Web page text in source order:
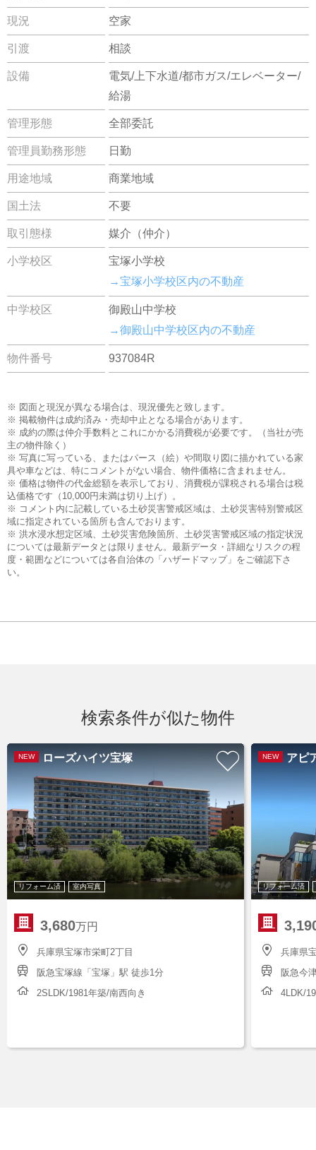
現況 空家
引渡 相談
設備
電気/上下水道/都市ガス/エレベーター/
給湯
管理形態 全部委託
管理員勤務形態 日勤
用途地域 商業地域
国土法 不要
取引態様 媒介（仲介）
小学校区
宝塚小学校
→宝塚小学校区内の不動産
中学校区
御殿山中学校
→御殿山中学校区内の不動産
物件番号 937084R
※ 図面と現況が異なる場合は、現況優先と致します。
※ 掲載物件は成約済み・売却中止となる場合があります。
※ 成約の際は仲介手数料とこれにかかる消費税が必要です。（当社が売
主の物件除く）
※ 写真に写っている、またはパース（絵）や間取り図に描かれている家
具や車などは、特にコメントがない場合、物件価格に含まれません。
※ 価格は物件の代金総額を表示しており、消費税が課税される場合は税
込価格です（10,000円未満は切り上げ）。
※ コメント内に記載している土砂災害警戒区域は、土砂災害特別警戒区
域に指定されている箇所も含んでおります。
※ 洪水浸水想定区域、土砂災害危険箇所、土砂災害警戒区域の指定状況
については最新データとは限りません。最新データ・詳細なリスクの程
度・範囲などについては各自治体の「ハザードマップ」をご確認下さ
い。
検索条件が似た物件
NEW ローズハイツ宝塚
リフォーム済 室内写真
3,680万円
兵庫県宝塚市栄町2丁目
阪急宝塚線「宝塚」駅 徒歩1分
2SLDK/1981年築/南西向き
NEW アピ
リフォーム済
兵庫県
阪急今
4LDK/